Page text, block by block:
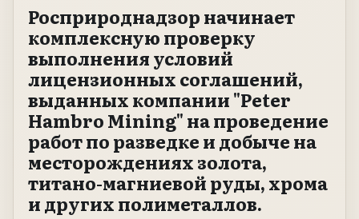
Росприроднадзор начинает
комплексную проверку
выполнения условий
лицензионных соглашений,
выданных компании "Peter
Hambro Mining" на проведение
работ по разведке и добыче на
месторождениях золота,
титано-магниевой руды, хрома
и других полиметаллов.